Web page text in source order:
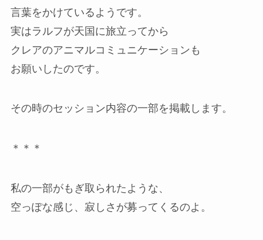
言葉をかけているようです。
実はラルフが天国に旅立ってから
クレアのアニマルコミュニケーションも
お願いしたのです。
その時のセッション内容の一部を掲載します。
＊＊＊
私の一部がもぎ取られたような、
空っぽな感じ、寂しさが募ってくるのよ。